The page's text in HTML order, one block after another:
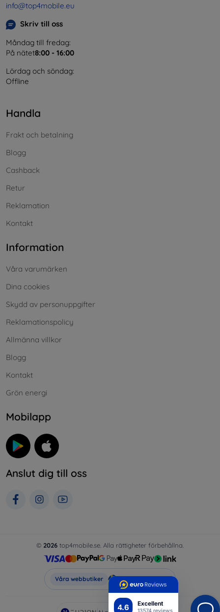
4.6 Excellent
info@top4mobile.eu
Skriv till oss
Måndag till fredag:
På nätet8:00 - 16:00
Lördag och söndag:
Offline
Handla
Frakt och betalning
Blogg
Cashback
Retur
Reklamation
Kontakt
Information
Våra varumärken
Dina cookies
Skydd av personuppgifter
Reklamationspolicy
Allmänna villkor
Blogg
Kontakt
Grön energi
Mobilapp
Anslut dig till oss
© 2026 top4mobile.se. Alla rättigheter förbehållna.
Våra webbutiker Top4Mobile.se